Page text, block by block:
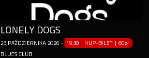
LONELY DOGS
23 PAŹDZIERNIKA 2026 - 19:30 | KUP-BILET | 60zł
BLUES CLUB